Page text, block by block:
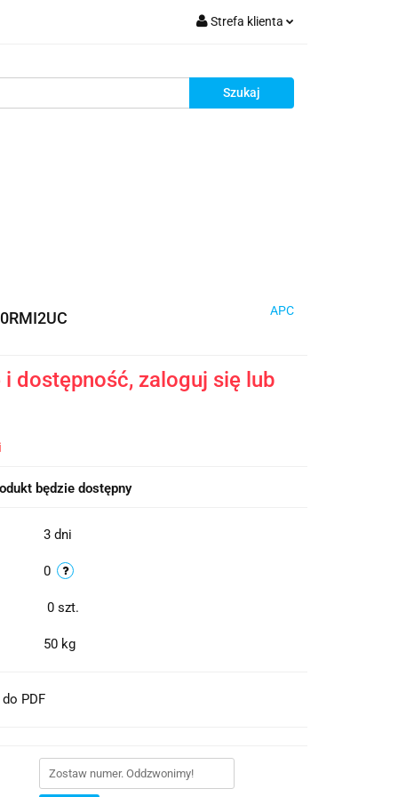
Strefa klienta
Zarejestruj się
APC
i dostępność, zaloguj się lub
będzie dostępny
3 dni
0
0 szt.
50 kg
PDF